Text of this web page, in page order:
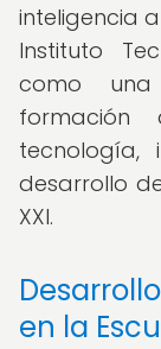
inteligencia
Instituto
como
formación
tecnología,
desarrollo
XXI.
en la